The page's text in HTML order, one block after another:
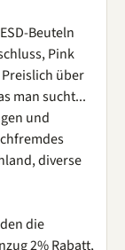
Beuteln
Pink
über
man sucht...
und
diverse
die
2% Rabatt,